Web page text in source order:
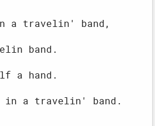
a travelin' band,
band.
a hand.